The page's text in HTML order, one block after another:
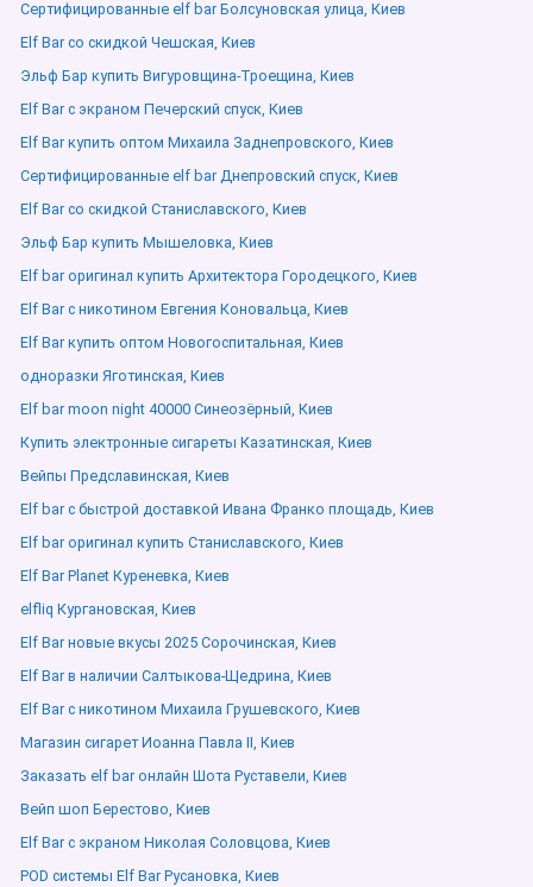
Сертифицированные elf bar Болсуновская улица, Киев
Elf Bar со скидкой Чешская, Киев
Эльф Бар купить Вигуровщина-Троещина, Киев
Elf Bar с экраном Печерский спуск, Киев
Elf Bar купить оптом Михаила Заднепровского, Киев
Сертифицированные elf bar Днепровский спуск, Киев
Elf Bar со скидкой Станиславского, Киев
Эльф Бар купить Мышеловка, Киев
Elf bar оригинал купить Архитектора Городецкого, Киев
Elf Bar с никотином Евгения Коновальца, Киев
Elf Bar купить оптом Новогоспитальная, Киев
одноразки Яготинская, Киев
Elf bar moon night 40000 Синеозёрный, Киев
Купить электронные сигареты Казатинская, Киев
Вейпы Предславинская, Киев
Elf bar с быстрой доставкой Ивана Франко площадь, Киев
Elf bar оригинал купить Станиславского, Киев
Elf Bar Planet Куреневка, Киев
elfliq Кургановская, Киев
Elf Bar новые вкусы 2025 Сорочинская, Киев
Elf Bar в наличии Салтыкова-Щедрина, Киев
Elf Bar с никотином Михаила Грушевского, Киев
Магазин сигарет Иоанна Павла ІІ, Киев
Заказать elf bar онлайн Шота Руставели, Киев
Вейп шоп Берестово, Киев
Elf Bar с экраном Николая Соловцова, Киев
POD системы Elf Bar Русановка, Киев